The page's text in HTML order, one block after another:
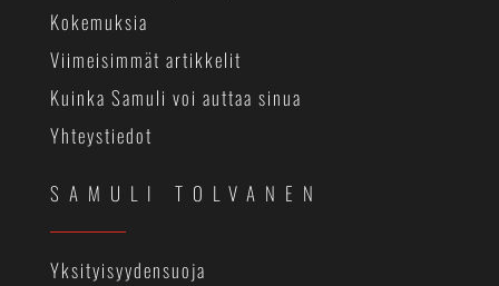
Kokemuksia
Viimeisimmät artikkelit
Kuinka Samuli voi auttaa sinua
Yhteystiedot
SAMULI TOLVANEN
Yksityisyydensuoja